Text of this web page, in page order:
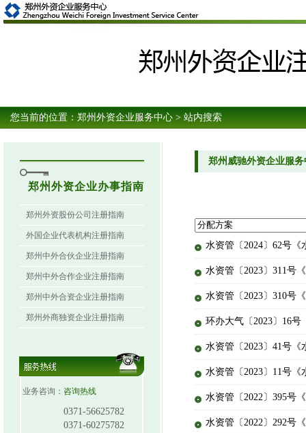
您当前的位置： 郑州外资企业服务中心 > 站内搜索
郑州外资企业办事指南
郑州外资股份公司注册指南
外国企业代表机构注册指南
郑州中外合伙企业注册指南
郑州中外合作企业注册指南
郑州中外合资企业注册指南
郑州外商独资企业注册指南
业务咨询： 咨询热线
0371-56625782
0371-60275782
郑州威驰外资企业服
水资管〔2024〕62号
水资管〔2023〕311号
水资管〔2023〕310号
环办大气〔2023〕16
水资管〔2023〕41号
水资管〔2023〕11号
水资管〔2022〕395号
水资管〔2022〕292号